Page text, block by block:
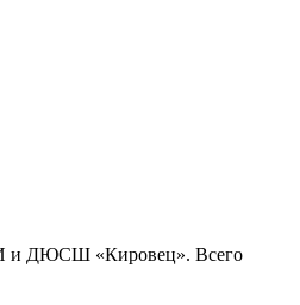
и ДЮСШ «Кировец». Всего